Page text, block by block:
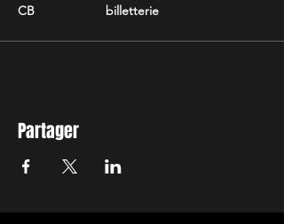
CB
billetterie
Partager